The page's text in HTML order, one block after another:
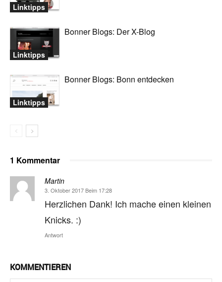
Linktipps
Linktipps
Bonner Blogs: Der X-Blog
Linktipps
Bonner Blogs: Bonn entdecken
1 Kommentar
Martin
3. Oktober 2017 Beim 17:28
Herzlichen Dank! Ich mache einen kleinen
Knicks. :)
Antwort
KOMMENTIEREN